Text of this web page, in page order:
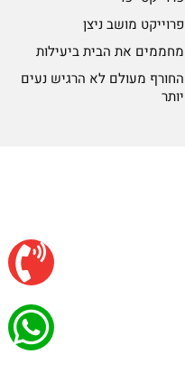
פרוייקט מושב ניצן
מחממים את הבית ביעילות
החורף מעולם לא הרגיש נעים
יותר